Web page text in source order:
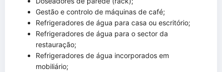
Gestão e controlo de máquinas de café;
Refrigeradores de água para casa ou escritório;
Refrigeradores de água para o sector da
restauração;
Refrigeradores de água incorporados em
mobiliário;